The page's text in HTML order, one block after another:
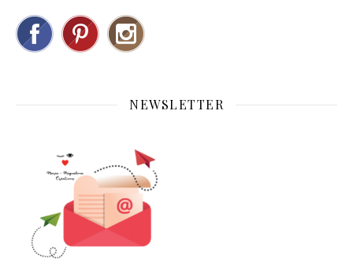
NEWSLETTER